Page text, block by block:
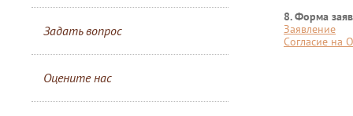
Задать вопрос
Оцените нас
8. Форма
Заявление
Согласие на